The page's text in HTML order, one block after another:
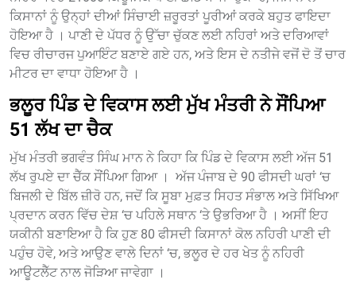
ਕਿਸਾਨਾਂ ਨੂੰ ਉਨ੍ਹਾਂ ਦੀਆਂ ਸਿੰਚਾਈ ਜ਼ਰੂਰਤਾਂ ਪੂਰੀਆਂ ਕਰਕੇ ਬਹੁਤ ਫਾਇਦਾ
ਹੋਇਆ ਹੈ । ਪਾਣੀ ਦੇ ਪੱਧਰ ਨੂੰ ਉੱਚਾ ਚੁੱਕਣ ਲਈ ਨਹਿਰਾਂ ਅਤੇ ਦਰਿਆਵਾਂ
ਵਿਚ ਰੀਚਾਰਜ ਪੁਆਇੰਟ ਬਣਾਏ ਗਏ ਹਨ, ਅਤੇ ਇਸ ਦੇ ਨਤੀਜੇ ਵਜੋਂ ਦੋ ਤੋਂ ਚਾਰ
ਮੀਟਰ ਦਾ ਵਾਧਾ ਹੋਇਆ ਹੈ ।
ਭਲੂਰ ਪਿੰਡ ਦੇ ਵਿਕਾਸ ਲਈ ਮੁੱਖ ਮੰਤਰੀ ਨੇ ਸੌਂਪਿਆ
51 ਲੱਖ ਦਾ ਚੈਕ
ਮੁੱਖ ਮੰਤਰੀ ਭਗਵੰਤ ਸਿੰਘ ਮਾਨ ਨੇ ਕਿਹਾ ਕਿ ਪਿੰਡ ਦੇ ਵਿਕਾਸ ਲਈ ਅੱਜ 51
ਲੱਖ ਰੁਪਏ ਦਾ ਚੈੱਕ ਸੌਂਪਿਆ ਗਿਆ । ਅੱਜ ਪੰਜਾਬ ਦੇ 90 ਫੀਸਦੀ ਘਰਾਂ ‘ਚ
ਬਿਜਲੀ ਦੇ ਬਿੱਲ ਜ਼ੀਰੋ ਹਨ, ਜਦੋਂ ਕਿ ਸੂਬਾ ਮੁਫ਼ਤ ਸਿਹਤ ਸੰਭਾਲ ਅਤੇ ਸਿੱਖਿਆ
ਪ੍ਰਦਾਨ ਕਰਨ ਵਿੱਚ ਦੇਸ਼ ‘ਚ ਪਹਿਲੇ ਸਥਾਨ ‘ਤੇ ਉਭਰਿਆ ਹੈ । ਅਸੀਂ ਇਹ
ਯਕੀਨੀ ਬਣਾਇਆ ਹੈ ਕਿ ਹੁਣ 80 ਫੀਸਦੀ ਕਿਸਾਨਾਂ ਕੋਲ ਨਹਿਰੀ ਪਾਣੀ ਦੀ
ਪਹੁੰਚ ਹੋਵੇ, ਅਤੇ ਆਉਣ ਵਾਲੇ ਦਿਨਾਂ ‘ਚ, ਭਲੂਰ ਦੇ ਹਰ ਖੇਤ ਨੂੰ ਨਹਿਰੀ
ਆਊਟਲੈੱਟ ਨਾਲ ਜੋੜਿਆ ਜਾਵੇਗਾ ।